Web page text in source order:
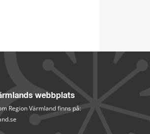
webbplats
Region Värmland finns på: